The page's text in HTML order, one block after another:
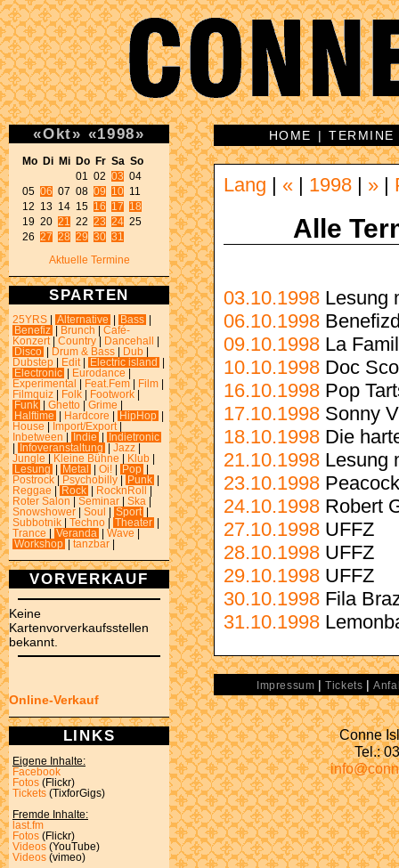
«Okt» «1998»
Mo Di Mi Do Fr Sa So
01 02 03 04
05 06 07 08 09 10 11
12 13 14 15 16 17
18
19 20 21 22 23 24 25
26 27 28 29 30 31
Aktuelle Termine
SPARTEN
25YRS Alternative Bass
Benefiz
Brunch
Café-
Konzert
Country Dancehall
Disco
Drum & Bass Dub
Dubstep
Edit Electric island
Electronic
Eurodance
Experimental
Feat.Fem Film
Filmquiz
Folk Footwork
Funk
Ghetto Grime
Halftime
Hardcore HipHop
House
Import/Export
Inbetween
Indie
Indietronic
Infoveranstaltung Jazz
Jungle
Kleine Bühne Klub
Lesung
Metal Oi! Pop
Postrock
Psychobilly Punk
Reggae
Rock RocknRoll
Roter Salon
Seminar Ska
Snowshower
Soul Sport
Subbotnik
Techno Theater
Trance
Veranda Wave
Workshop
tanzbar
VORVERKAUF
Keine
Kartenvorverkaufsstellen
bekannt.
Online-Verkauf
LINKS
Eigene Inhalte:
Facebook
Fotos (Flickr)
Tickets (TixforGigs)
Fremde Inhalte:
last.fm
Fotos (Flickr)
Videos (YouTube)
Videos (vimeo)
HOME |TERMINE
Lang « 1998 »
Alle
03.10.1998 Lesung
06.10.1998
09.10.1998 La
10.10.1998 Doc
16.10.1998 Pop
17.10.1998 Sonny
18.10.1998 Die
21.10.1998 Lesung
23.10.1998
24.10.1998 Robert
27.10.1998 UFFZ
28.10.1998 UFFZ
29.10.1998 UFFZ
30.10.1998 Fila
31.10.1998
Impressum |Tickets |
Conne
Tel.: